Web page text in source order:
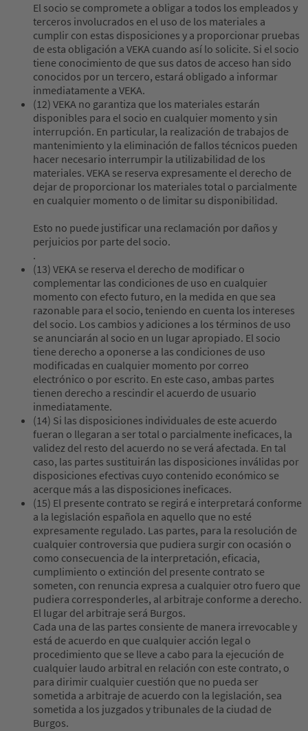
El socio se compromete a obligar a todos los empleados y
terceros involucrados en el uso de los materiales a
cumplir con estas disposiciones y a proporcionar pruebas
de esta obligación a VEKA cuando así lo solicite. Si el socio
tiene conocimiento de que sus datos de acceso han sido
conocidos por un tercero, estará obligado a informar
inmediatamente a VEKA.
(12) VEKA no garantiza que los materiales estarán
disponibles para el socio en cualquier momento y sin
interrupción. En particular, la realización de trabajos de
mantenimiento y la eliminación de fallos técnicos pueden
hacer necesario interrumpir la utilizabilidad de los
materiales. VEKA se reserva expresamente el derecho de
dejar de proporcionar los materiales total o parcialmente
en cualquier momento o de limitar su disponibilidad.
Esto no puede justificar una reclamación por daños y
perjuicios por parte del socio.
.
(13) VEKA se reserva el derecho de modificar o
complementar las condiciones de uso en cualquier
momento con efecto futuro, en la medida en que sea
razonable para el socio, teniendo en cuenta los intereses
del socio. Los cambios y adiciones a los términos de uso
se anunciarán al socio en un lugar apropiado. El socio
tiene derecho a oponerse a las condiciones de uso
modificadas en cualquier momento por correo
electrónico o por escrito. En este caso, ambas partes
tienen derecho a rescindir el acuerdo de usuario
inmediatamente.
(14) Si las disposiciones individuales de este acuerdo
fueran o llegaran a ser total o parcialmente ineficaces, la
validez del resto del acuerdo no se verá afectada. En tal
caso, las partes sustituirán las disposiciones inválidas por
disposiciones efectivas cuyo contenido económico se
acerque más a las disposiciones ineficaces.
(15) El presente contrato se regirá e interpretará conforme
a la legislación española en aquello que no esté
expresamente regulado. Las partes, para la resolución de
cualquier controversia que pudiera surgir con ocasión o
como consecuencia de la interpretación, eficacia,
cumplimiento o extinción del presente contrato se
someten, con renuncia expresa a cualquier otro fuero que
pudiera corresponderles, al arbitraje conforme a derecho.
El lugar del arbitraje será Burgos.
Cada una de las partes consiente de manera irrevocable y
está de acuerdo en que cualquier acción legal o
procedimiento que se lleve a cabo para la ejecución de
cualquier laudo arbitral en relación con este contrato, o
para dirimir cualquier cuestión que no pueda ser
sometida a arbitraje de acuerdo con la legislación, sea
sometida a los juzgados y tribunales de la ciudad de
Burgos.